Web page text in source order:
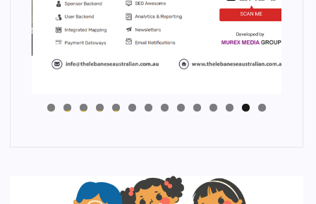
0
1
2
3
4